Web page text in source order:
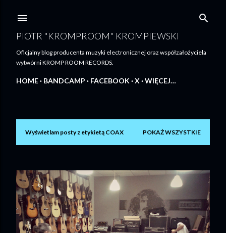
PIOTR "KROMPROOM" KROMPIEWSKI
Oficjalny blog producenta muzyki electronicznej oraz współzałożyciela
wytwórni KROMP ROOM RECORDS.
HOME BANDCAMP FACEBOOK X WIĘCEJ…
P
s
t
y
Wyświetlam posty z etykietą COAX POKAŻ WSZYSTKIE